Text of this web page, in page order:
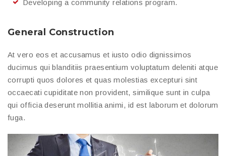
Developing a community relations program.
General Construction
At vero eos et accusamus et iusto odio dignissimos
ducimus qui blanditiis praesentium voluptatum deleniti atque
corrupti quos dolores et quas molestias excepturi sint
occaecati cupiditate non provident, similique sunt in culpa
qui officia deserunt mollitia animi, id est laborum et dolorum
fuga.